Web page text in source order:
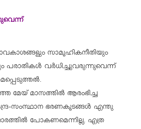
സാമൂഹികനീതിയും
പരാതികള്‍ വര്‍ധിച്ചുവരുന്നുവെന്ന്
മേയ് മാസത്തില്‍ ആരംഭിച്ച
സംസ്ഥാന ഭരണകൂടങ്ങള്‍ എന്തു
പോകണമെന്നില്ല. എത്ര